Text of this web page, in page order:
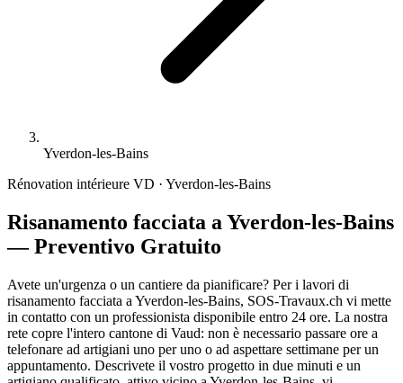
Yverdon-les-Bains
Rénovation intérieure VD · Yverdon-les-Bains
Risanamento facciata a Yverdon-les-Bains
— Preventivo Gratuito
Avete un'urgenza o un cantiere da pianificare? Per i lavori di
risanamento facciata a Yverdon-les-Bains, SOS-Travaux.ch vi mette
in contatto con un professionista disponibile entro 24 ore. La nostra
rete copre l'intero cantone di Vaud: non è necessario passare ore a
telefonare ad artigiani uno per uno o ad aspettare settimane per un
appuntamento. Descrivete il vostro progetto in due minuti e un